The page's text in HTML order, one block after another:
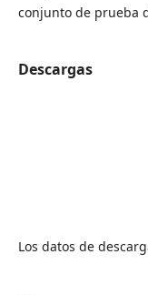
conjunto de prueba
Descargas
Los datos de